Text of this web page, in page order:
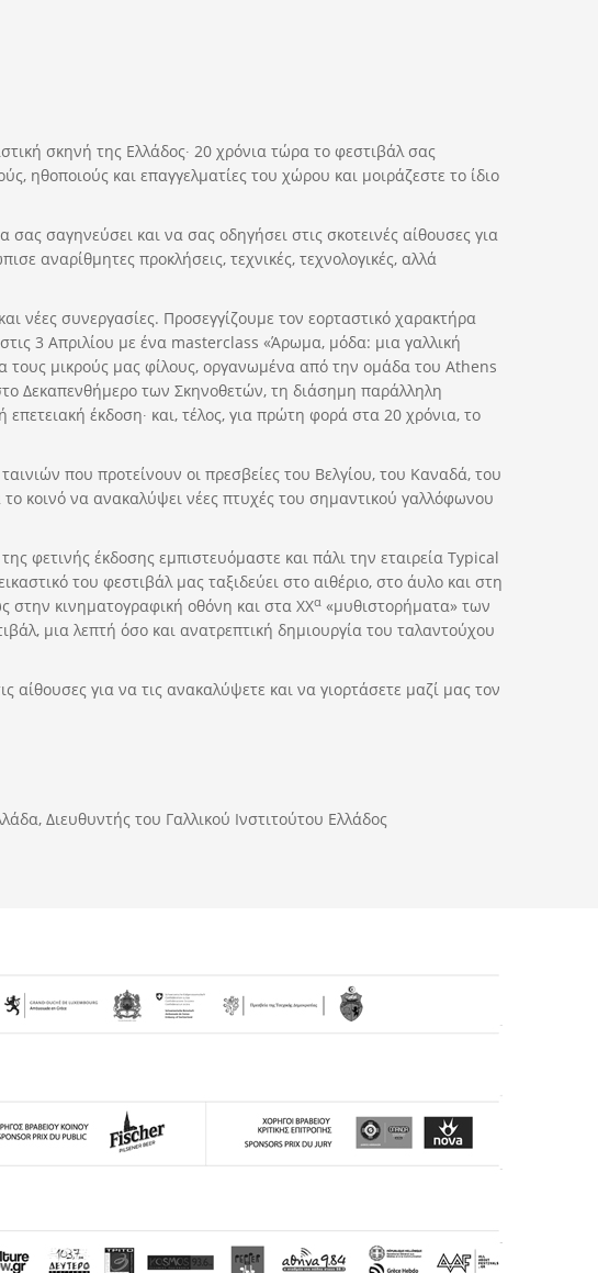
σκηνή της Ελλάδος∙ 20 χρόνια τώρα το φεστιβάλ σας
ηθοποιούς και επαγγελματίες του χώρου και μοιράζεστε το ίδιο
σαγηνεύσει και να σας οδηγήσει στις σκοτεινές αίθουσες για
αναρίθμητες προκλήσεις, τεχνικές, τεχνολογικές, αλλά
νέες συνεργασίες. Προσεγγίζουμε τον εορταστικό χαρακτήρα
3 Απριλίου με ένα masterclass «Άρωμα, μόδα: μια γαλλική
τους μικρούς μας φίλους, οργανωμένα από την ομάδα του Athens
Δεκαπενθήμερο των Σκηνοθετών, τη διάσημη παράλληλη
έκδοση∙ και, τέλος, για πρώτη φορά στα 20 χρόνια, το
που προτείνουν οι πρεσβείες του Βελγίου, του Καναδά, του
κοινό να ανακαλύψει νέες πτυχές του σημαντικού γαλλόφωνου
φετινής έκδοσης εμπιστευόμαστε και πάλι την εταιρεία Typical
του φεστιβάλ μας ταξιδεύει στο αιθέριο, στο άυλο και στη
κινηματογραφική οθόνη και στα XXα «μυθιστορήματα» των
μια λεπτή όσο και ανατρεπτική δημιουργία του ταλαντούχου
για να τις ανακαλύψετε και να γιορτάσετε μαζί μας τον
Διευθυντής του Γαλλικού Ινστιτούτου Ελλάδος